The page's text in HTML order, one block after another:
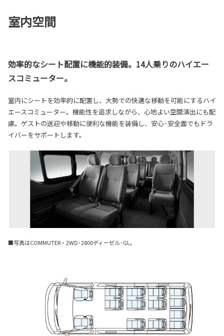
室内空間
効率的なシート配置に機能的装備。14人乗りのハイエー
スコミューター。
室内にシートを効率的に配置し、大勢での快適な移動を可能にするハイ
エースコミューター。機能性を追求しながら、心地よい空間演出にも配
慮。ゲストの送迎や移動に便利な機能を装備し、安心･安全面でもドラ
イバーをサポートします。
■写真はCOMMUTER・2WD･2800ディーゼル･GL。